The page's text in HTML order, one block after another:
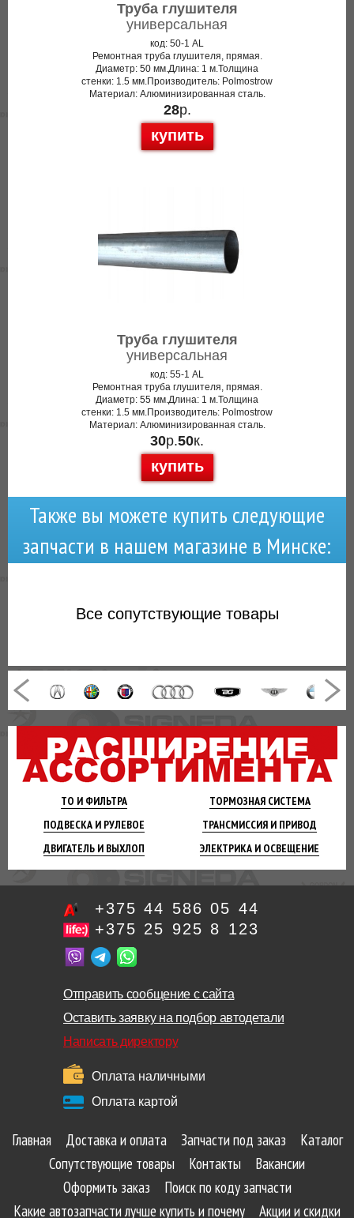
ТО И ФИЛЬТРА ТОРМОЗНАЯСИСТЕМА
ПОДВЕСКА И РУЛЕВОЕ ТРАНСМИССИЯ И ПРИВОД
ДВИГАТЕЛЬ И ВЫХЛОП ЭЛЕКТРИКА И ОСВЕЩЕНИЕ
Труба глушителя
универсальная
код: 50-1 AL
Ремонтная труба глушителя, прямая.
Диаметр: 50 мм.Длина: 1 м.Толщина
стенки: 1.5 мм.Производитель: Polmostrow
Материал: Алюминизированная сталь.
28р.
купить
Труба глушителя
универсальная
код: 55-1 AL
Ремонтная труба глушителя, прямая.
Диаметр: 55 мм.Длина: 1 м.Толщина
стенки: 1.5 мм.Производитель: Polmostrow
Материал: Алюминизированная сталь.
30р.50к.
купить
Также вы можете купить следующие
запчасти в нашем магазине в Минске:
Все сопутствующие товары
+375 44 586 05 44
+375 25 925 8 123
Отправить сообщение с сайта
Оставить заявку на подбор автодетали
Написать директору
Оплата наличными
Оплата картой
Главная Доставка и оплата Запчасти под заказ
Каталог
Сопутствующие товары
Контакты
Вакансии
Оформить заказ
Поиск по коду запчасти
Какие автозапчасти лучше купить и почему
Акции и скидки